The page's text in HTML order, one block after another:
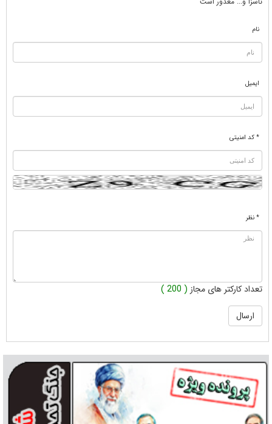
نام
ایمیل
* کد امنیتی
* نظر
تعداد کارکتر های مجاز ( 200 )